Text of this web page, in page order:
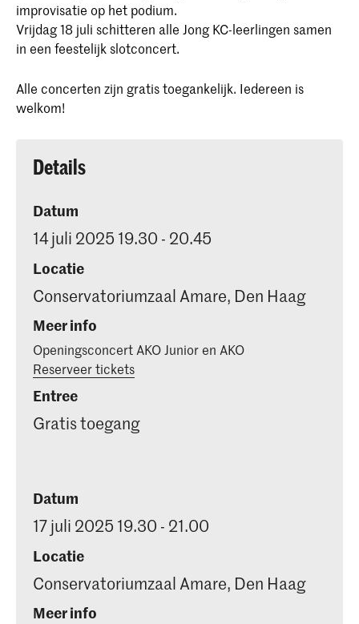
improvisatie op het podium.
Vrijdag 18 juli schitteren alle Jong KC-leerlingen samen
in een feestelijk slotconcert.
Alle concerten zijn gratis toegankelijk. Iedereen is
welkom!
Details
Datum
14 juli 2025 19.30 - 20.45
Locatie
Conservatoriumzaal Amare, Den Haag
Meer info
Openingsconcert AKO Junior en AKO
Reserveer tickets
Entree
Gratis toegang
Datum
17 juli 2025 19.30 - 21.00
Locatie
Conservatoriumzaal Amare, Den Haag
Meer info